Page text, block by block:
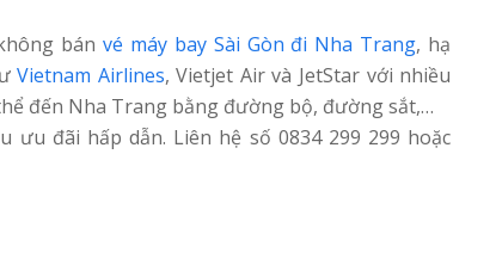
bán vé máy bay Sài Gòn đi Nha Trang, hạ
Vietnam Airlines, Vietjet Air và JetStar với nhiều
đến Nha Trang bằng đường bộ, đường sắt,…
đãi hấp dẫn. Liên hệ số 0834 299 299 hoặc